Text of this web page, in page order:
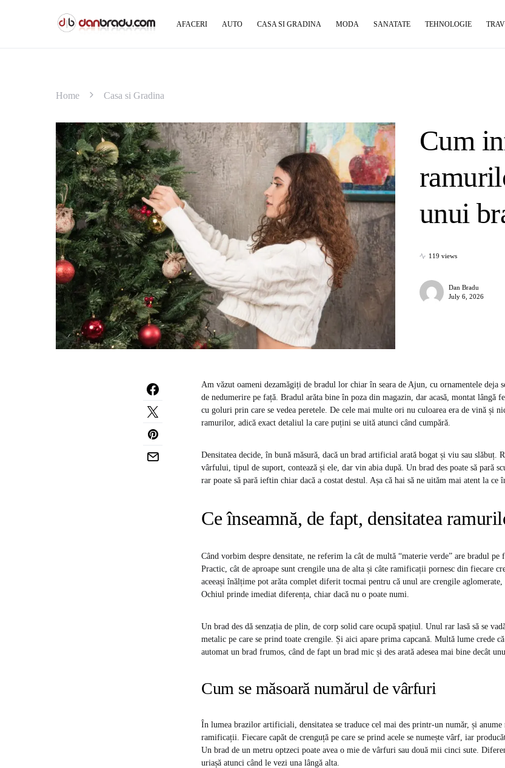
AFACERI AUTO CASA SI GRADINA MODA SANATATE TEHNOLOGIE
Home Casa si Gradina
Cum
unui
119 views
Dan Bradu
July 6, 2026
Am văzut oameni dezamăgiți de bradul lor chiar în seara de Ajun, cu ornamentele deja
de nedumerire pe față. Bradul arăta bine în poza din magazin, dar acasă, montat lângă
cu goluri prin care se vedea peretele. De cele mai multe ori nu culoarea era de vină și
ramurilor, adică exact detaliul la care puțini se uită atunci când cumpără.
Densitatea decide, în bună măsură, dacă un brad artificial arată bogat și viu sau slăbuț.
vârfului, tipul de suport, contează și ele, dar vin abia după. Un brad des poate să pară
rar poate să pară ieftin chiar dacă a costat destul. Așa că hai să ne uităm mai atent la ce
Ce înseamnă, de fapt, densitatea
Când vorbim despre densitate, ne referim la cât de multă “materie verde” are bradul pe
Practic, cât de aproape sunt crengile una de alta și câte ramificații pornesc din fiecare
aceeași înălțime pot arăta complet diferit tocmai pentru că unul are crengile
Ochiul prinde imediat diferența, chiar dacă nu o poate numi.
Un brad des dă senzația de plin, de corp solid care ocupă spațiul. Unul rar lasă să se
metalic pe care se prind toate crengile. Și aici apare prima capcană. Multă lume crede
automat un brad frumos, când de fapt un brad mic și des arată adesea mai bine decât
Cum se măsoară numărul de vârfuri
În lumea brazilor artificiali, densitatea se traduce cel mai des printr-un număr, și
ramificații. Fiecare capăt de crenguță pe care se prind acele se numește vârf, iar
Un brad de un metru optzeci poate avea o mie de vârfuri sau două mii cinci sute.
uriașă atunci când le vezi una lângă alta.